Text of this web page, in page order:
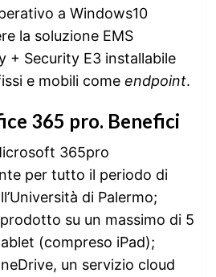
a Windows10
la soluzione EMS
+ Security E3 installabile
e mobili come endpoint.
365 pro. Benefici
365pro
per tutto il periodo di
di Palermo;
su un massimo di 5
(compreso iPad);
un servizio cloud